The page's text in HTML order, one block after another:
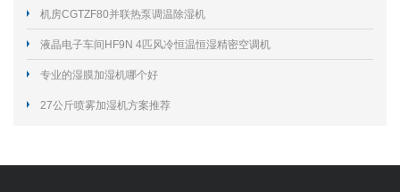
机房CGTZF80并联热泵调温除湿机
液晶电子车间HF9N 4匹风冷恒温恒湿精密空调机
专业的湿膜加湿机哪个好
27公斤喷雾加湿机方案推荐